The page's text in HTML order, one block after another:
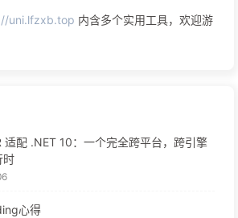
uni.lfzxb.top 内含多个实用工具，欢迎游
适配 .NET 10：一个完全跨平台，跨引擎
时
心得